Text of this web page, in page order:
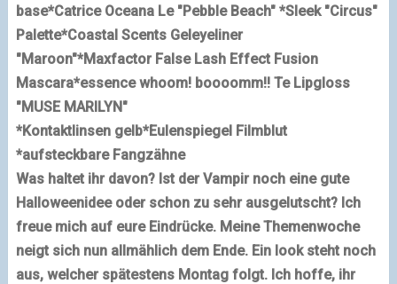
base*Catrice Oceana Le "Pebble Beach"*Sleek "Circus"
Palette*Coastal Scents Geleyeliner
"Maroon"*Maxfactor False Lash Effect Fusion
Mascara*essence whoom! boooomm!! Te Lipgloss
"MUSE MARILYN"
*Kontaktlinsen gelb*Eulenspiegel Filmblut
*aufsteckbare Fangzähne
Was haltet ihr davon? Ist der Vampir noch eine gute
Halloweenidee oder schon zu sehr ausgelutscht? Ich
freue mich auf eure Eindrücke. Meine Themenwoche
neigt sich nun allmählich dem Ende. Ein look steht noch
aus, welcher spätestens Montag folgt. Ich hoffe, ihr